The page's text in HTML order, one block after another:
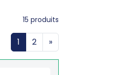
15 produits
1 2 »